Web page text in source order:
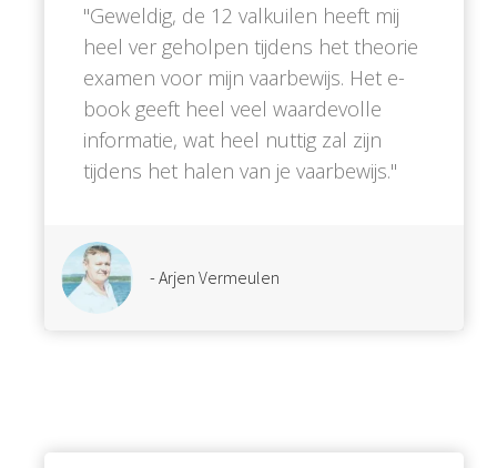
''Geweldig, de 12 valkuilen heeft mij
heel ver geholpen tijdens het theorie
examen voor mijn vaarbewijs. Het e-
book geeft heel veel waardevolle
informatie, wat heel nuttig zal zijn
tijdens het halen van je vaarbewijs.''
- Arjen Vermeulen